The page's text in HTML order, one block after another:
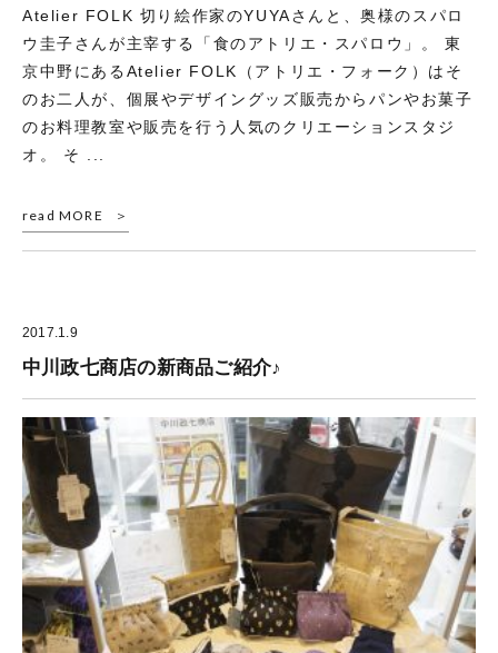
Atelier FOLK 切り絵作家のYUYAさんと、奥様のスパロ
ウ圭子さんが主宰する「食のアトリエ・スパロウ」。 東
京中野にあるAtelier FOLK（アトリエ・フォーク）はそ
のお二人が、個展やデザイングッズ販売からパンやお菓子
のお料理教室や販売を行う人気のクリエーションスタジ
オ。 そ ...
read MORE
2017.1.9
中川政七商店の新商品ご紹介♪